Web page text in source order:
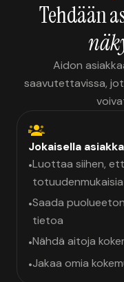
Tehdään
Aidon
saavutettavissa,
Jokaisella
•Luottaa siihen,
totuudenmukaisia
•Saada
tietoa
•Nähdä aitoja
•Jakaa omia